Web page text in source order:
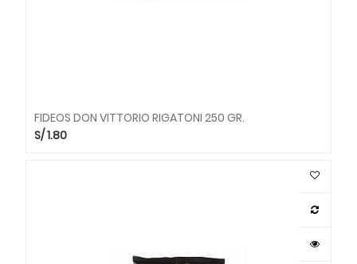
FIDEOS DON VITTORIO RIGATONI 250 GR.
S/1.80